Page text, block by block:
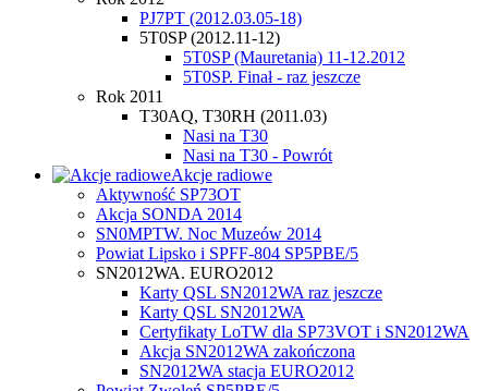
PJ7PT (2012.03.05-18)
5T0SP (2012.11-12)
5T0SP (Mauretania) 11-12.2012
5T0SP. Finał - raz jeszcze
Rok 2011
T30AQ, T30RH (2011.03)
Nasi na T30
Nasi na T30 - Powrót
Akcje radiowe
Aktywność SP73OT
Akcja SONDA 2014
SN0MPTW. Noc Muzeów 2014
Powiat Lipsko i SPFF-804 SP5PBE/5
SN2012WA. EURO2012
Karty QSL SN2012WA raz jeszcze
Karty QSL SN2012WA
Certyfikaty LoTW dla SP73VOT i SN2012WA
Akcja SN2012WA zakończona
SN2012WA stacja EURO2012